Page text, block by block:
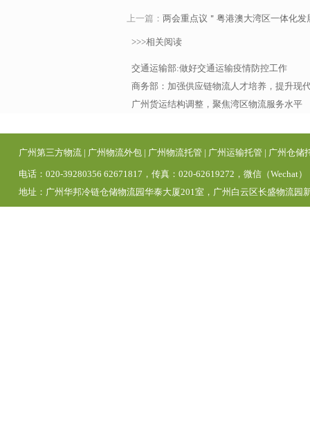
上一篇： 两会重点议＂粤港澳大湾区一体化发
>>>相关阅读
交通运输部:做好交通运输疫情防控工作
商务部：加强供应链物流人才培养，提升现
广州货运结构调整，聚焦湾区物流服务水平
广州第三方物流 | 广州物流外包 | 广州物流托管 | 广州运输托管 | 广州仓储
电话：020-39280356 62671817，传真：020-62619272，微信（Wechat
地址：广州华邦冷链仓储物流园华泰大厦201室，广州白云区长盛物流园